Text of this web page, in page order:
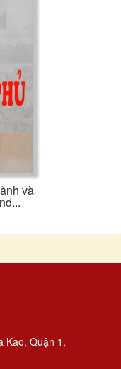
và
Kao, Quận 1,